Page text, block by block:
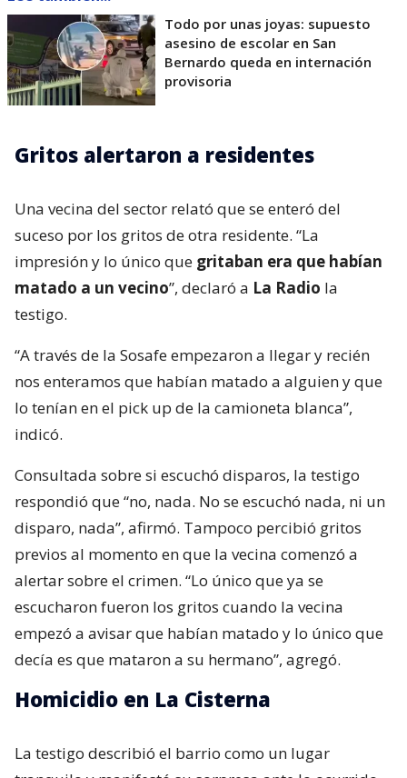
Todo por unas joyas: supuesto
asesino de escolar en San
Bernardo queda en internación
provisoria
Gritos alertaron a residentes
Una vecina del sector relató que se enteró del
suceso por los gritos de otra residente. “La
impresión y lo único que gritaban era que habían
matado a un vecino”, declaró a La Radio la
testigo.
“A través de la Sosafe empezaron a llegar y recién
nos enteramos que habían matado a alguien y que
lo tenían en el pick up de la camioneta blanca”,
indicó.
Consultada sobre si escuchó disparos, la testigo
respondió que “no, nada. No se escuchó nada, ni un
disparo, nada”, afirmó. Tampoco percibió gritos
previos al momento en que la vecina comenzó a
alertar sobre el crimen. “Lo único que ya se
escucharon fueron los gritos cuando la vecina
empezó a avisar que habían matado y lo único que
decía es que mataron a su hermano”, agregó.
Homicidio en La Cisterna
La testigo describió el barrio como un lugar